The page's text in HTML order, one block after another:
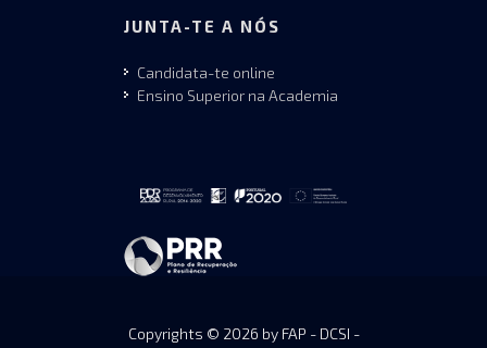
JUNTA-TE A NÓS
Candidata-te online
Ensino Superior na Academia
Copyrights © 2026 by FAP - DCSI -